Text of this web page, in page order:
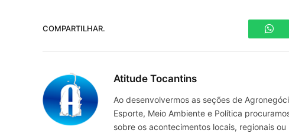
COMPARTILHAR.
Atitude Tocantins
Ao desenvolvermos as seções de
Esporte, Meio Ambiente e Política
sobre os acontecimentos locais, regionais